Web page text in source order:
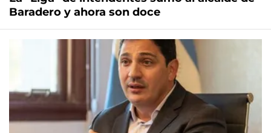
Baradero y ahora son doce